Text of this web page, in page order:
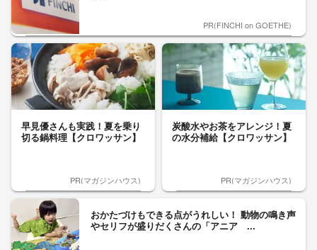
PR(FINCHI on GOETHE)
早見優さんも実践！夏を乗り
切る鍋料理【クロワッサン】
PR(マガジンハウス)
炭酸水やお茶をアレンジ！夏
の水分補給【クロワッサン】
PR(マガジンハウス)
おかたづけもできる点がうれしい！ 動物の鳴き声
やセリフが盛りだくさんの「アニア ...